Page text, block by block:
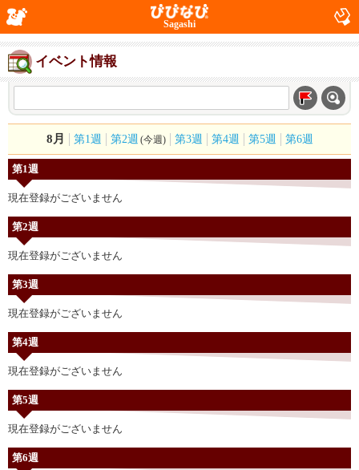
Sagashi
イベント情報
8月 第1週 第2週 (今週) 第3週 第4週 第5週 第6週
第1週
現在登録がございません
第2週
現在登録がございません
第3週
現在登録がございません
第4週
現在登録がございません
第5週
現在登録がございません
第6週